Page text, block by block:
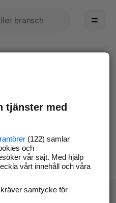
kan avhjälpa det.
och försök igen
tjänster med
(122) samlar
och
vår sajt. Med hjälp
vårt innehåll och våra
samtycke för